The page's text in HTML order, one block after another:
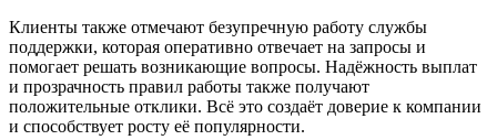
Клиенты также отмечают безупречную работу службы
поддержки, которая оперативно отвечает на запросы и
помогает решать возникающие вопросы. Надёжность выплат
и прозрачность правил работы также получают
положительные отклики. Всё это создаёт доверие к компании
и способствует росту её популярности.